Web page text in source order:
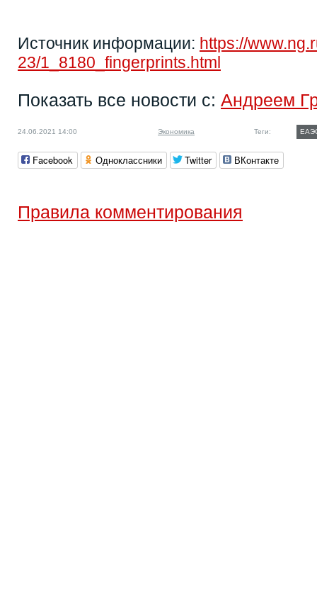
Источник информации: https://
23/1_8180_fingerprints.html
Показать все новости с: Андреем
24.06.2021 14:00 Экономика Теги:
Facebook Одноклассники Twitter ВКонтакте
Правила комментирования